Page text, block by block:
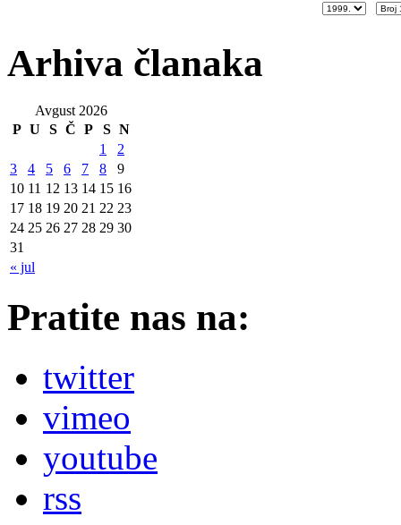
Arhiva članaka
Avgust 2026
P U S Č P S N
« jul
1
2
3
4 5 6 7 8
9
10 11 12 13 14 15 16
17 18 19 20 21 22 23
24 25 26 27 28 29 30
31
Pratite nas na:
twitter
vimeo
youtube
rss